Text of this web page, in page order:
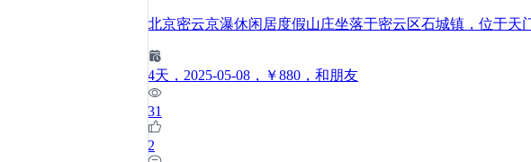
北京密云京瀑休闲居度假山庄坐落于密云区石城镇，位于天
4天 ，2025-05-08 ，￥880 ，和朋友
31
2